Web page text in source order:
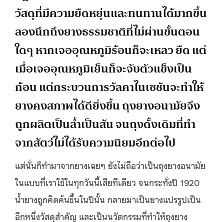
วัสดุที่มีความยืดหยุ่นและทนทานได้มากขึ้น
ลองนึกถึงยางธรรมชาติที่ไม่ผ่านขั้นตอน
ใดๆ หากเจออุณหภูมิร้อนก็จะเหลว ยืด แต่
เมื่อเจออุณหภูมิเย็นก็จะจับตัวแข็งเป็น
ก้อน แต่กระบวนการวัลคาไนเซชันจะทำให้
ยางคงสภาพได้ดียิ่งขึ้น ถุงยางอนามัยจึง
ถูกผลิตเป็นล่ำเป็นสัน จนถุงดั้งเดิมที่ทำ
จากสัตว์ไม่ได้รับความนิยมอีกต่อไป
แต่นั่นก็ทำมาจากยางเฉยๆ ยังไม่ถือว่าเป็นถุงยางอนามัย
ในแบบที่เราใช้ในทุกวันนี้เสียทีเดียว จนกระทั่งปี 1920
น้ำยางถูกคิดค้นขึ้นในปีนั้น กลายมาเป็นยางแปรรูปเป็น
อีกหนึ่งวัสดุสำคัญ และเป็นนวัตกรรมที่ทำให้ถุงยาง